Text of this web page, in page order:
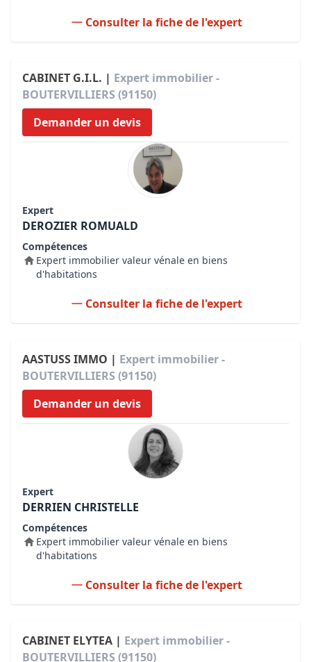
Consulter la fiche de l'expert
CABINET G.I.L. | Expert immobilier -
BOUTERVILLIERS (91150)
Demander un devis
Expert
DEROZIER ROMUALD
Compétences
Expert immobilier valeur vénale en biens
d'habitations
Consulter la fiche de l'expert
AASTUSS IMMO | Expert immobilier -
BOUTERVILLIERS (91150)
Demander un devis
Expert
DERRIEN CHRISTELLE
Compétences
Expert immobilier valeur vénale en biens
d'habitations
Consulter la fiche de l'expert
CABINET ELYTEA | Expert immobilier -
BOUTERVILLIERS (91150)